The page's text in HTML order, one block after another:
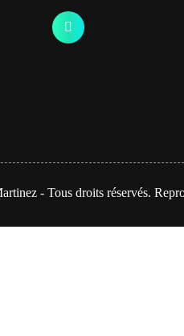
- Tous droits réservés.